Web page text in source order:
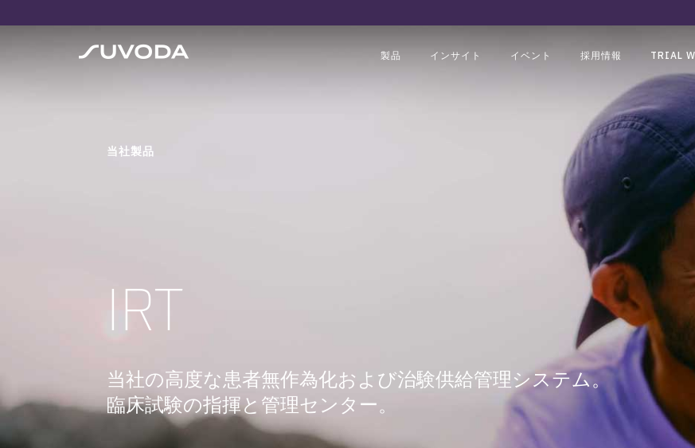
製品 インサイト イベント 採用情報 TRIAL
当社製品
IRT
当社の高度な患者無作為化および治験供給管理システム。
臨床試験の指揮と管理センター。